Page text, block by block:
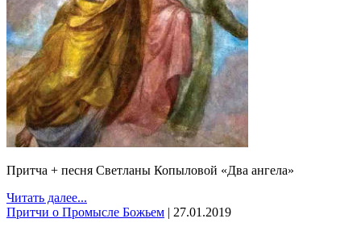
Притча + песня Светланы Копыловой «Два ангела»
Читать далее...
Притчи о Промысле Божьем | 27.01.2019